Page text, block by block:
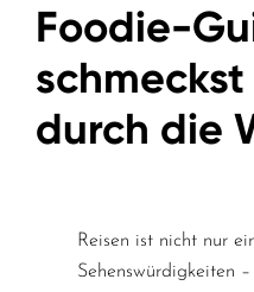
Foodie-
durch die
Reisen ist nicht nur
Sehenswürdigkeiten